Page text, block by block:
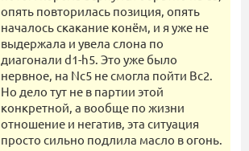
опять повторилась позиция, опять
началось скакание конём, и я уже не
выдержала и увела слона по
диагонали d1-h5. Это уже было
нервное, на Nс5 не смогла пойти Bс2.
Но дело тут не в партии этой
конкретной, а вообще по жизни
отношение и негатив, эта ситуация
просто сильно подлила масло в огонь.